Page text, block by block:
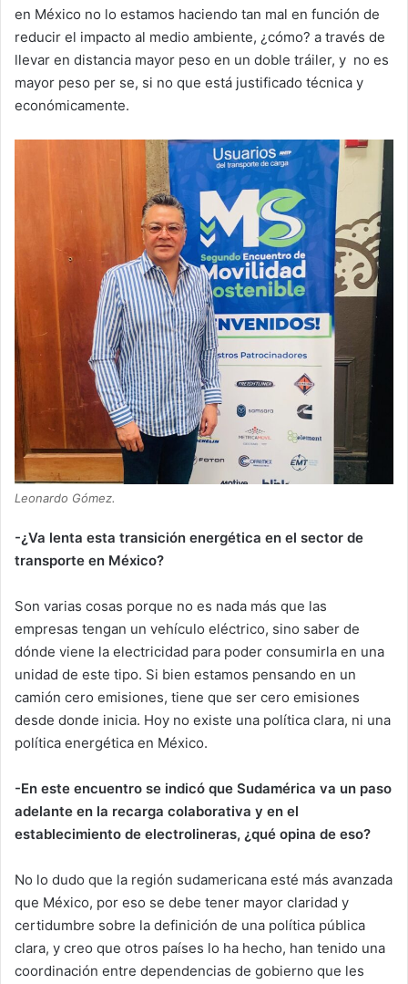
en México no lo estamos haciendo tan mal en función de
reducir el impacto al medio ambiente, ¿cómo? a través de
llevar en distancia mayor peso en un doble tráiler, y no es
mayor peso per se, si no que está justificado técnica y
económicamente.
Leonardo Gómez.
-¿Va lenta esta transición energética en el sector de
transporte en México?
Son varias cosas porque no es nada más que las
empresas tengan un vehículo eléctrico, sino saber de
dónde viene la electricidad para poder consumirla en una
unidad de este tipo. Si bien estamos pensando en un
camión cero emisiones, tiene que ser cero emisiones
desde donde inicia. Hoy no existe una política clara, ni una
política energética en México.
-En este encuentro se indicó que Sudamérica va un paso
adelante en la recarga colaborativa y en el
establecimiento de electrolineras, ¿qué opina de eso?
No lo dudo que la región sudamericana esté más avanzada
que México, por eso se debe tener mayor claridad y
certidumbre sobre la definición de una política pública
clara, y creo que otros países lo ha hecho, han tenido una
coordinación entre dependencias de gobierno que les